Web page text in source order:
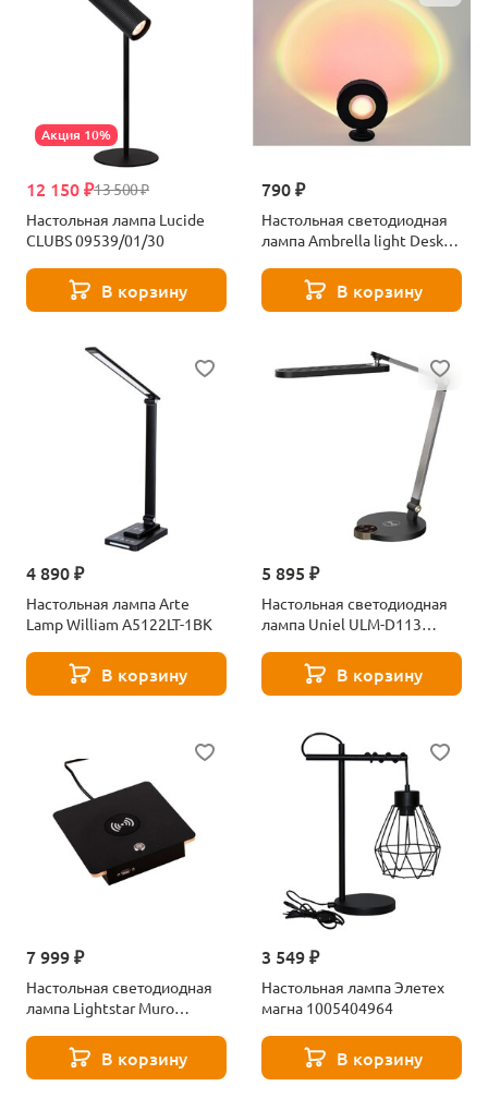
Акция 10%
13 500 ₽
12 150 ₽
Настольная лампа Lucide
CLUBS 09539/01/30
В корзину
790 ₽
Настольная светодиодная
лампа Ambrella light Desk
В корзину
4 890 ₽
Настольная лампа Arte
Lamp William A5122LT-1BK
В корзину
5 895 ₽
Настольная светодиодная
лампа Uniel ULM-D113
UL-00011290В корзину
7 999 ₽
Настольная светодиодная
лампа Lightstar Muro
В корзину
3 549 ₽
Настольная лампа Элетех
магна 1005404964
В корзину